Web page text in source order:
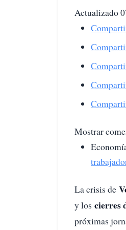
Actualizado
Mostrar
La crisis de
y los cierres
próximas